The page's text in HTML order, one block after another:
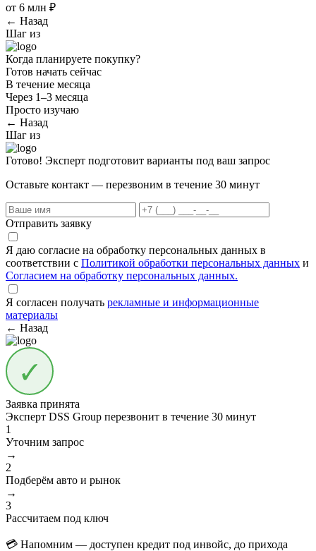
от 6 млн ₽
← Назад
Шаг из
Когда планируете покупку?
Готов начать сейчас
В течение месяца
Через 1–3 месяца
Просто изучаю
← Назад
Шаг из
Готово! Эксперт подготовит варианты под ваш запрос
Оставьте контакт — перезвоним в течение 30 минут
Отправить заявку
Я даю согласие на обработку персональных данных в
соответствии с Политикой обработки персональных данных и
Согласием на обработку персональных данных.
Я согласен получать рекламные и информационные
материалы
← Назад
Заявка принята
Эксперт DSS Group перезвонит в течение 30 минут
1
Уточним запрос
→
2
Подберём авто и рынок
→
3
Рассчитаем под ключ
💳 Напомним — доступен кредит под инвойс, до прихода